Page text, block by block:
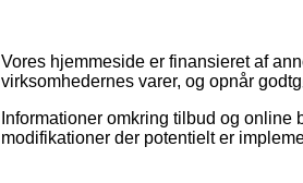
Vores hjemmeside er finansieret af
virksomhedernes varer, og opnår
Informationer omkring tilbud og
modifikationer der potentielt er